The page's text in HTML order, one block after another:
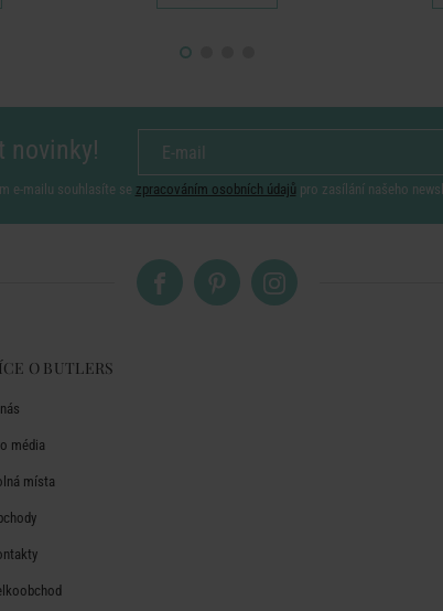
novinky!
e-mailu souhlasíte se zpracováním osobních údajů pro zasílání našeho
O BUTLERS
média
místa